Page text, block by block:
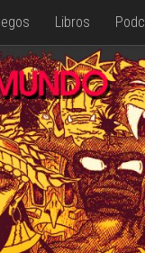
Libros